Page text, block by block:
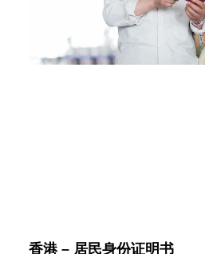
香港 – 居民身份证明书